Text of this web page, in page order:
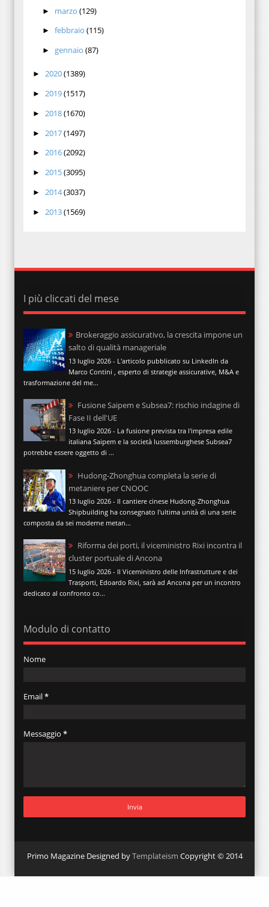
► marzo (129)
► febbraio (115)
► gennaio (87)
► 2020(1389)
► 2019(1517)
► 2018(1670)
► 2017(1497)
► 2016(2092)
► 2015(3095)
► 2014(3037)
► 2013(1569)
I più cliccati del mese
Brokeraggio assicurativo, la crescita impone un
salto di qualità manageriale
13 luglio 2026 - L'articolo pubblicato su LinkedIn da
Marco Contini , esperto di strategie assicurative, M&A e
trasformazione del me...
Fusione Saipem e Subsea7: rischio indagine di
Fase II dell'UE
13 luglio 2026 - La fusione prevista tra l'impresa edile
italiana Saipem e la società lussemburghese Subsea7
potrebbe essere oggetto di ...
Hudong-Zhonghua completa la serie di
metaniere per CNOOC
13 luglio 2026 - Il cantiere cinese Hudong-Zhonghua
Shipbuilding ha consegnato l'ultima unità di una serie
composta da sei moderne metan...
Riforma dei porti, il viceministro Rixi incontra il
cluster portuale di Ancona
15 luglio 2026 - Il Viceministro delle Infrastrutture e dei
Trasporti, Edoardo Rixi, sarà ad Ancona per un incontro
dedicato al confronto co...
Modulo di contatto
Nome
Email*
Messaggio *
Primo Magazine Designed byTemplateism Copyright © 2014